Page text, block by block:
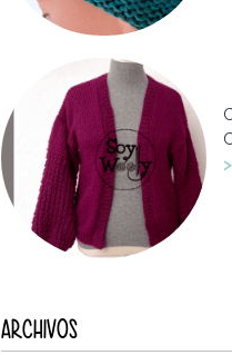
>
ARCHIVOS